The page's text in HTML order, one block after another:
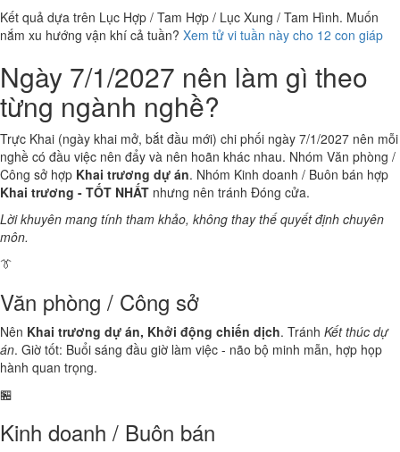
Kết quả dựa trên Lục Hợp / Tam Hợp / Lục Xung / Tam Hình. Muốn
nắm xu hướng vận khí cả tuần? Xem tử vi tuần này cho 12 con giáp
Ngày 7/1/2027 nên làm gì theo
từng ngành nghề?
Trực Khai (ngày khai mở, bắt đầu mới) chi phối ngày 7/1/2027 nên mỗi
nghề có đầu việc nên đẩy và nên hoãn khác nhau. Nhóm Văn phòng /
Công sở hợp Khai trương dự án. Nhóm Kinh doanh / Buôn bán hợp
Khai trương - TỐT NHẤT nhưng nên tránh Đóng cửa.
Lời khuyên mang tính tham khảo, không thay thế quyết định chuyên
môn.
👔
Văn phòng / Công sở
Nên Khai trương dự án, Khởi động chiến dịch. Tránh Kết thúc dự
án. Giờ tốt: Buổi sáng đầu giờ làm việc - não bộ minh mẫn, hợp họp
hành quan trọng.
🏪
Kinh doanh / Buôn bán